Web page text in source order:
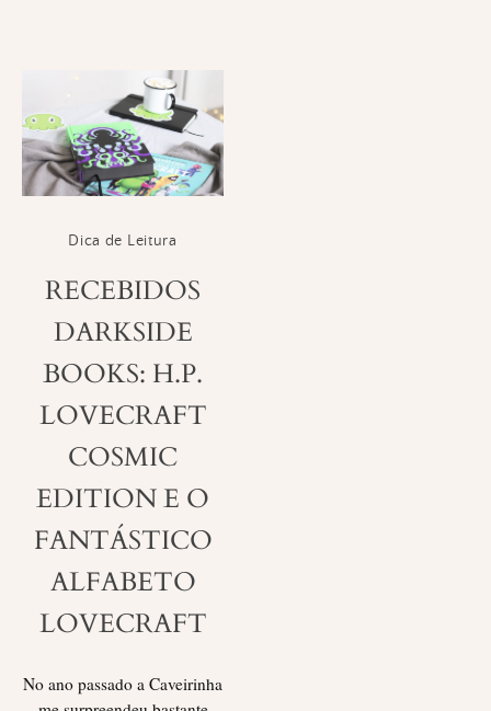
Dica de Leitura
RECEBIDOS
DARKSIDE
BOOKS: H.P.
LOVECRAFT
COSMIC
EDITION E O
FANTÁSTICO
ALFABETO
LOVECRAFT
No ano passado a Caveirinha